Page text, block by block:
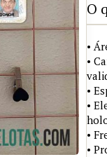
O
•
•
•
•
•
•